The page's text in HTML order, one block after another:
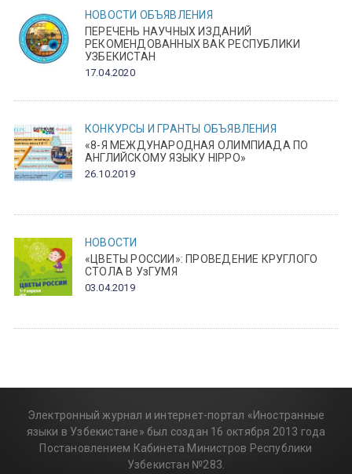
НОВОСТИ ОБЪЯВЛЕНИЯ
ПЕРЕЧЕНЬ НАУЧНЫХ ИЗДАНИЙ
РЕКОМЕНДОВАННЫХ ВАК РЕСПУБЛИКИ
УЗБЕКИСТАН
17.04.2020
КОНКУРСЫ И ГРАНТЫ ОБЪЯВЛЕНИЯ
«8-Я МЕЖДУНАРОДНАЯ ОЛИМПИАДА ПО
АНГЛИЙСКОМУ ЯЗЫКУ HIPPO»
26.10.2019
НОВОСТИ
«ЦВЕТЫ РОССИИ»: ПРОВЕДЕНИЕ КРУГЛОГО
СТОЛА В УзГУМЯ
03.04.2019
Электронный журнал и интернет-портал «Иностранные
языки в Узбекистане» был создан 16 октября 2013 года
Постановлением Кабинета Министров Республики
Узбекистан №283.